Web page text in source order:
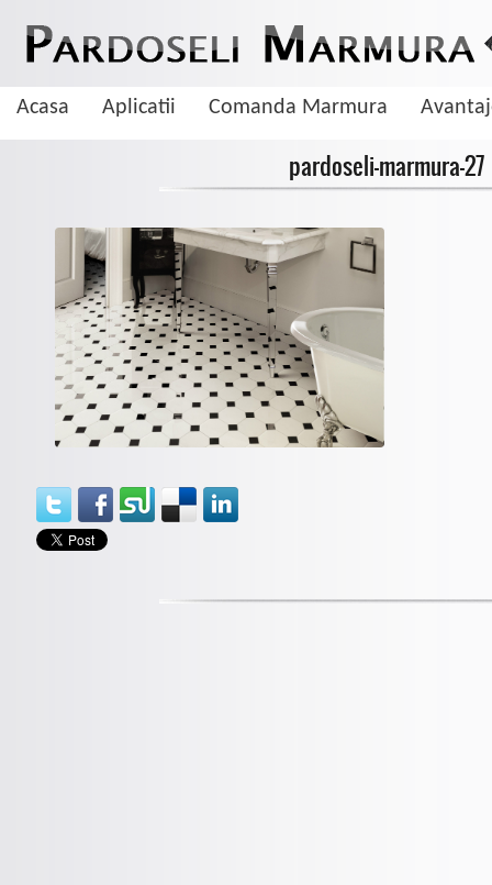
Acasa Aplicatii Comanda Marmura
De ce sa aleg pardoseala din marmura
pardoseli-marmura-27